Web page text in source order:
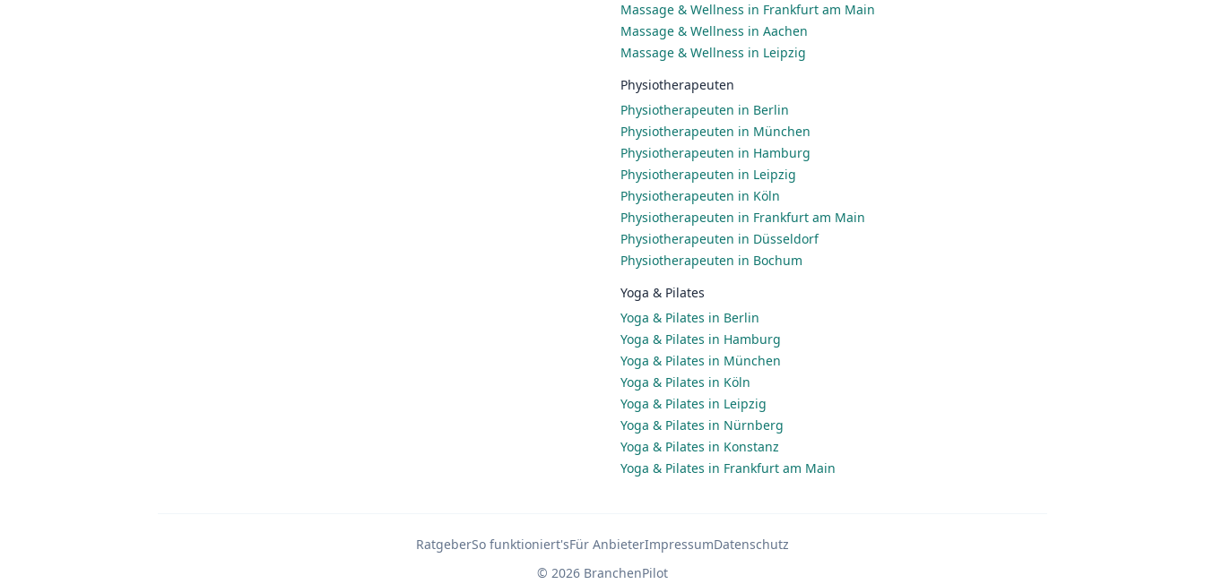
Massage & Wellness in Frankfurt am Main
Massage & Wellness in Aachen
Massage & Wellness in Leipzig
Physiotherapeuten
Physiotherapeuten in Berlin
Physiotherapeuten in München
Physiotherapeuten in Hamburg
Physiotherapeuten in Leipzig
Physiotherapeuten in Köln
Physiotherapeuten in Frankfurt am Main
Physiotherapeuten in Düsseldorf
Physiotherapeuten in Bochum
Yoga & Pilates
Yoga & Pilates in Berlin
Yoga & Pilates in Hamburg
Yoga & Pilates in München
Yoga & Pilates in Köln
Yoga & Pilates in Leipzig
Yoga & Pilates in Nürnberg
Yoga & Pilates in Konstanz
Yoga & Pilates in Frankfurt am Main
RatgeberSo funktioniert'sFür AnbieterImpressumDatenschutz
© 2026 BranchenPilot